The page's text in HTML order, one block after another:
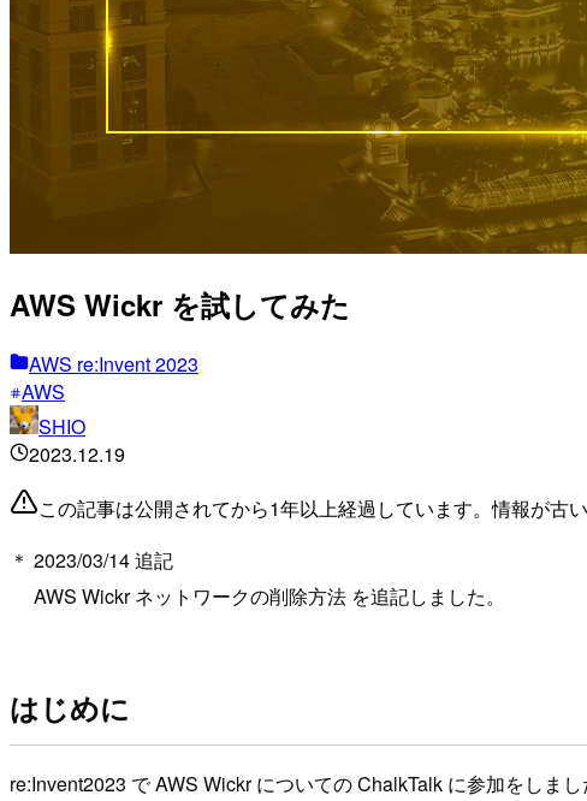
AWS Wickr を試してみた
AWS re:Invent 2023
AWS
SHIO
2023.12.19
この記事は公開されてから1年以上経過しています。情報が古
＊ 2023/03/14 追記
AWS Wickr ネットワークの削除方法 を追記しました。
はじめに
re:Invent2023 で AWS Wickr についての ChalkTalk に参加をしまし